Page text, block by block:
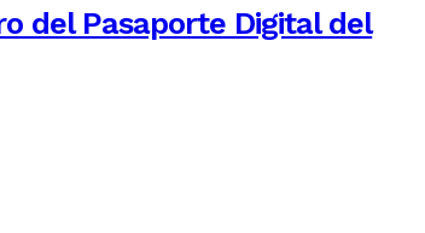
del Pasaporte Digital del